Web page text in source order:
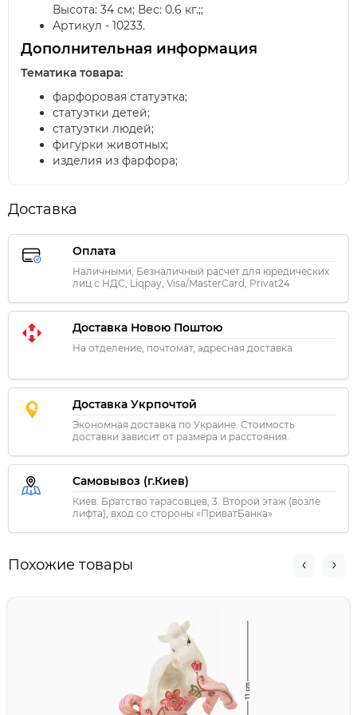
Высота: 34 см; Вес: 0.6 кг.;;
Артикул - 10233.
Дополнительная информация
Тематика товара:
фарфоровая статуэтка;
статуэтки детей;
статуэтки людей;
фигурки животных;
изделия из фарфора;
Доставка
Оплата
Наличными, Безналичный расчет для юредических
лиц с НДС, Liqpay, Visa/MasterCard, Privat24
Доставка Новою Поштою
На отделение, почтомат, адресная доставка
Доставка Укрпочтой
Экономная доставка по Украине. Стоимость
доставки зависит от размера и расстояния.
Самовывоз (г.Киев)
Киев. Братство тарасовцев, 3. Второй этаж (возле
лифта), вход со стороны «ПриватБанка»
Похожие товары